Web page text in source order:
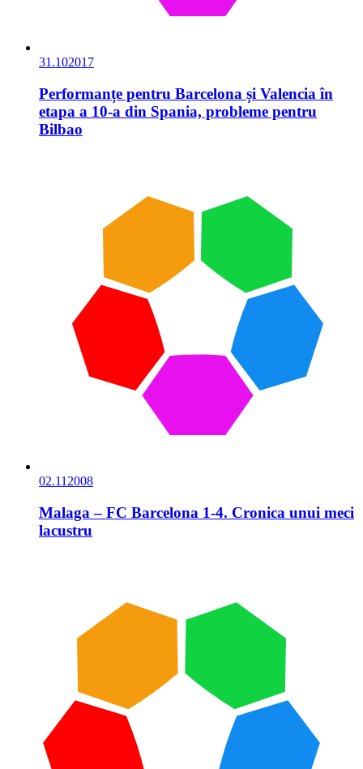
31.102017
Performanțe pentru Barcelona și Valencia în
etapa a 10-a din Spania, probleme pentru
Bilbao
02.112008
Malaga – FC Barcelona 1-4. Cronica unui meci
lacustru